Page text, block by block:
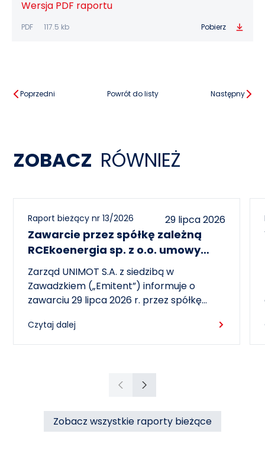
Wersja PDF raportu
PDF 117.5 kb Pobierz
Poprzedni Powrót do listy Następny
ZOBACZ RÓWNIEŻ
Raport bieżący nr 13/2026 29 lipca 2026
Zawarcie przez spółkę zależną
RCEkoenergia sp. z o.o. umowy
wieloletniej na sprzedaż ciepła do
miasta Czechowice-Dziedzice
Zarząd UNIMOT S.A. z siedzibą w
Zawadzkiem („Emitent”) informuje o
zawarciu 29 lipca 2026 r. przez spółkę
wieloletniej umowy sprzedaży ciepła z
Przedsiębiorstwem Inżynierii Miejskiej sp. z
Dziedzicach („PIM”), dotyczącej sprzedaży
ciepła do miasta Czechowice-Dziedzice
Czytaj dalej
PoprzedniNastępny
Zobacz wszystkie raporty bieżące